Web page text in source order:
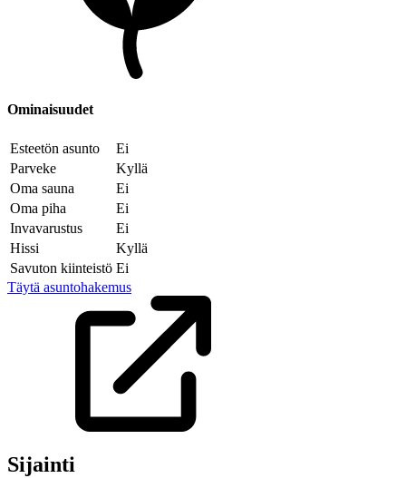
Ominaisuudet
Esteetön asunto
Ei
Parveke
Kyllä
Oma sauna
Ei
Oma piha
Ei
Invavarustus
Ei
Hissi
Kyllä
Savuton kiinteistö Ei
Täytä asuntohakemus
Sijainti